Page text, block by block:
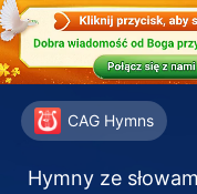
CAG Hymns
Hymny ze
2004
Jeśli to dzieło
powinieneś je
2005 Dlaczego jesteś tak
2006 Boga?